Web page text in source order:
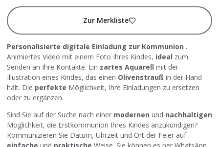
Zur Merkliste
Personalisierte digitale Einladung zur Kommunion .
Animiertes Video mit einem Foto Ihres Kindes, ideal zum
Senden an Ihre Kontakte. Ein zartes Aquarell mit der
Illustration eines Kindes, das einen Olivenstrauß in der Hand
hält. Die perfekte Möglichkeit, Ihre Einladungen zu ersetzen
oder zu ergänzen.
Sind Sie auf der Suche nach einer modernen und nachhaltigen
Möglichkeit, die Erstkommunion Ihres Kindes anzukündigen?
Kommunizieren Sie Datum, Uhrzeit und Ort der Feier auf